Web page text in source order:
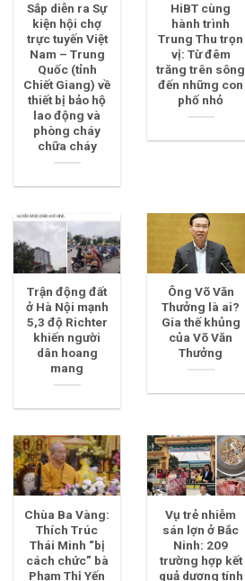
Sắp diễn ra Sự
kiện hội chợ
trực tuyến Việt
Nam – Trung
Quốc (tỉnh
Chiết Giang) về
thiết bị bảo hộ
lao động và
phòng cháy
chữa cháy
HiBT cùng
hành trình
Trung Thu trọn
vị: Từ đêm
trăng trên sông
đến những con
phố nhỏ
Trận động đất
ở Hà Nội mạnh
5,3 độ Richter
khiến người
dân hoang
mang
Ông Võ Văn
Thưởng là ai?
Gia thế khủng
của Võ Văn
Thưởng
Chùa Ba Vàng:
Thích Trúc
Thái Minh “bị
cách chức” bà
Phạm Thị Yến
Vụ trẻ nhiễm
sán lợn ở Bắc
Ninh: 209
trường hợp kết
quả dương tính